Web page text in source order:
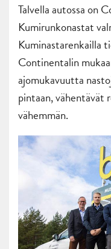
Talvella autossa on
Kumirunkonastat
Kuminastarenkailla
Continentalin
ajomukavuutta
pintaan, vähentävät
vähemmän.